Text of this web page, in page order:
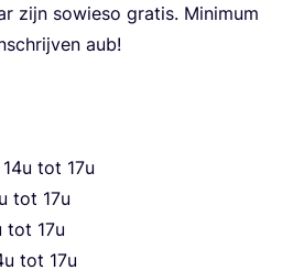
zijn sowie­so gra­tis. Mini­mum
aub!
14u tot 17u
u tot 17u
tot 17u
u tot 17u